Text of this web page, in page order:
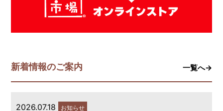
新着情報のご案内 一覧へ→
2026.07.18 お知らせ